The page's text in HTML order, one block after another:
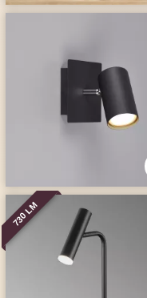
730 LM